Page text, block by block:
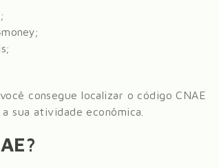
consegue localizar o código CNAE
sua atividade econômica.